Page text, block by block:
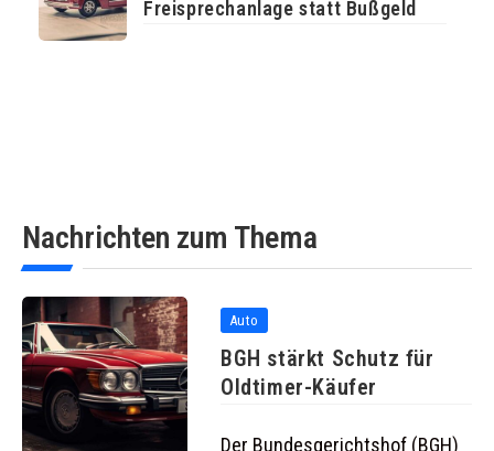
Freisprechanlage statt Bußgeld
Nachrichten zum Thema
Auto
BGH stärkt Schutz für
Oldtimer-Käufer
Der Bundesgerichtshof (BGH)